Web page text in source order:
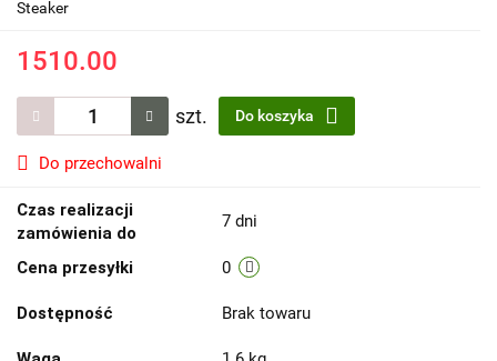
Steaker
1510.00
szt. Do koszyka
Do przechowalni
Czas realizacji
zamówienia do
7 dni
Cena przesyłki 0
Dostępność Brak towaru